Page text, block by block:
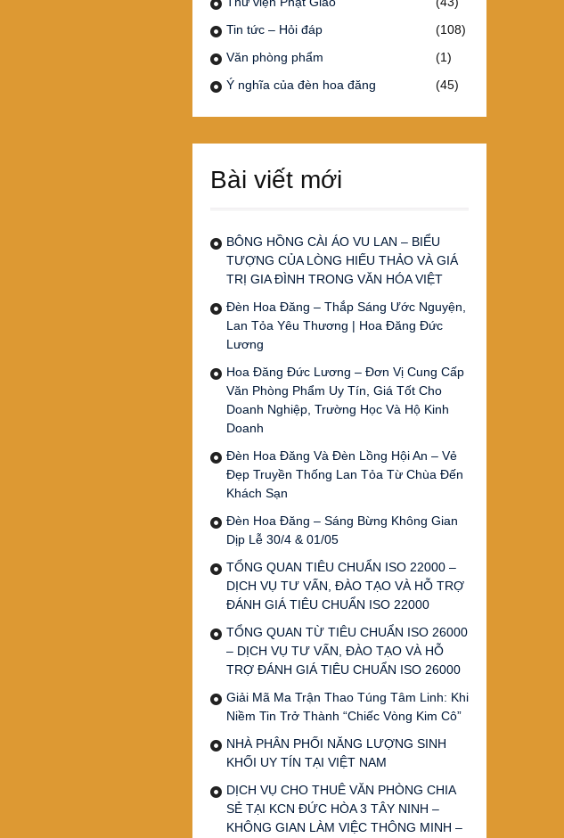
Tin tức – Hỏi đáp
(108)
Văn phòng phẩm
(1)
Ý nghĩa của đèn hoa đăng
(45)
Bài viết mới
BÔNG HỒNG CÀI ÁO VU LAN – BIỂU
TƯỢNG CỦA LÒNG HIẾU THẢO VÀ GIÁ
TRỊ GIA ĐÌNH TRONG VĂN HÓA VIỆT
Đèn Hoa Đăng – Thắp Sáng Ước Nguyện,
Lan Tỏa Yêu Thương | Hoa Đăng Đức
Lương
Hoa Đăng Đức Lương – Đơn Vị Cung Cấp
Văn Phòng Phẩm Uy Tín, Giá Tốt Cho
Doanh Nghiệp, Trường Học Và Hộ Kinh
Doanh
Đèn Hoa Đăng Và Đèn Lồng Hội An – Vẻ
Đẹp Truyền Thống Lan Tỏa Từ Chùa Đến
Khách Sạn
Đèn Hoa Đăng – Sáng Bừng Không Gian
Dịp Lễ 30/4 & 01/05
TỔNG QUAN TIÊU CHUẨN ISO 22000 –
DỊCH VỤ TƯ VẤN, ĐÀO TẠO VÀ HỖ TRỢ
ĐÁNH GIÁ TIÊU CHUẨN ISO 22000
TỔNG QUAN TỪ TIÊU CHUẨN ISO 26000
– DỊCH VỤ TƯ VẤN, ĐÀO TẠO VÀ HỖ
TRỢ ĐÁNH GIÁ TIÊU CHUẨN ISO 26000
Giải Mã Ma Trận Thao Túng Tâm Linh: Khi
Niềm Tin Trở Thành “Chiếc Vòng Kim Cô”
NHÀ PHÂN PHỐI NĂNG LƯỢNG SINH
KHỐI UY TÍN TẠI VIỆT NAM
DỊCH VỤ CHO THUÊ VĂN PHÒNG CHIA
SẺ TẠI KCN ĐỨC HÒA 3 TÂY NINH –
KHÔNG GIAN LÀM VIỆC THÔNG MINH –